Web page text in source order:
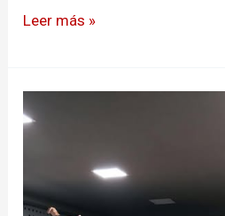
Leer más »
Deportivo
Pasto
semifinales